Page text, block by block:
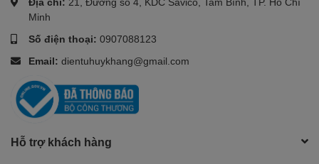
Minh
Số điện thoại: 0907088123
Email: dientuhuykhang@gmail.com
Hỗ trợ khách hàng